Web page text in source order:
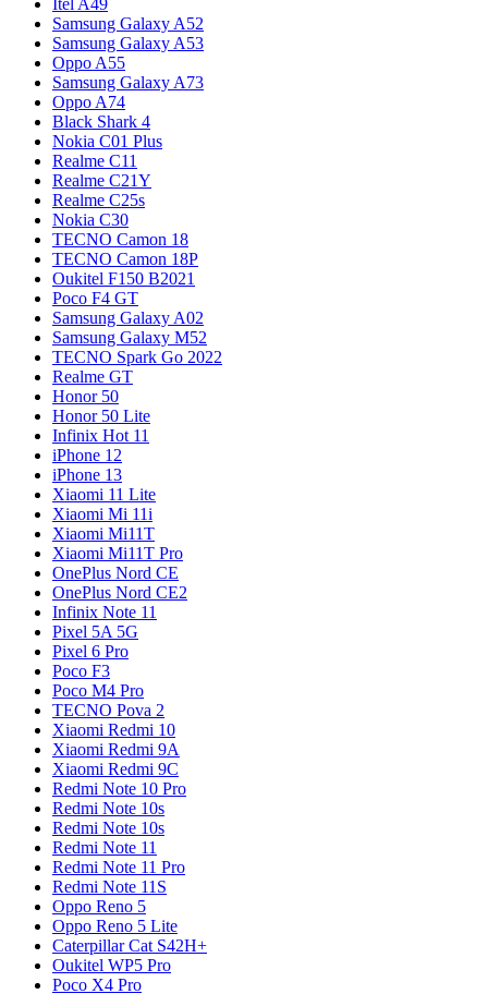
Samsung Galaxy A52
Samsung Galaxy A53
Oppo A55
Samsung Galaxy A73
Oppo A74
Black Shark 4
Nokia C01 Plus
Realme C11
Realme C21Y
Realme C25s
Nokia C30
TECNO Camon 18
TECNO Camon 18P
Oukitel F150 B2021
Poco F4 GT
Samsung Galaxy A02
Samsung Galaxy M52
TECNO Spark Go 2022
Realme GT
Honor 50
Honor 50 Lite
Infinix Hot 11
iPhone 12
iPhone 13
Xiaomi 11 Lite
Xiaomi Mi 11i
Xiaomi Mi11T
Xiaomi Mi11T Pro
OnePlus Nord CE
OnePlus Nord CE2
Infinix Note 11
Pixel 5A 5G
Pixel 6 Pro
Poco F3
Poco M4 Pro
TECNO Pova 2
Xiaomi Redmi 10
Xiaomi Redmi 9A
Xiaomi Redmi 9C
Redmi Note 10 Pro
Redmi Note 10s
Redmi Note 10s
Redmi Note 11
Redmi Note 11 Pro
Redmi Note 11S
Oppo Reno 5
Oppo Reno 5 Lite
Caterpillar Cat S42H+
Oukitel WP5 Pro
Poco X4 Pro